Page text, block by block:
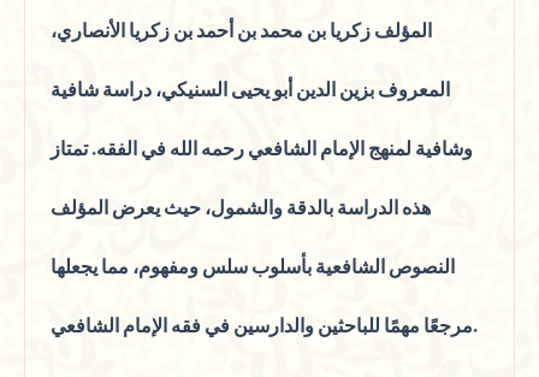
المؤلف زكريا بن محمد بن أحمد بن زكريا الأنصاري،
المعروف بزين الدين أبو يحيى السنيكي، دراسة شافية
وشافية لمنهج الإمام الشافعي رحمه الله في الفقه. تمتاز
هذه الدراسة بالدقة والشمول، حيث يعرض المؤلف
النصوص الشافعية بأسلوب سلس ومفهوم، مما يجعلها
مرجعًا مهمًا للباحثين والدارسين في فقه الإمام الشافعي.